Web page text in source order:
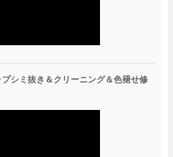
シミ抜き＆クリーニング＆色褪せ修